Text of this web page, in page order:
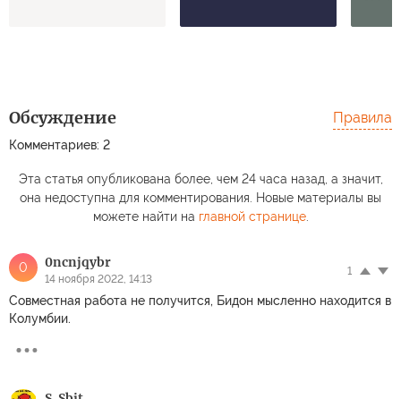
Обсуждение
Комментариев: 2
Правила
Эта статья опубликована более, чем 24 часа назад, а значит,
она недоступна для комментирования. Новые материалы вы
можете найти на главной странице.
0 0ncnjqybr
14 ноября 2022, 14:13
1
Совместная работа не получится, Бидон мысленно находится в
Колумбии.